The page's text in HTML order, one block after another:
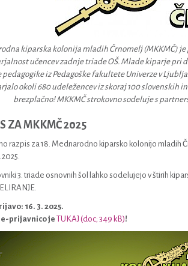
kiparska kolonija mladih Črnomelj (MKKMČ)
učencev zadnje triade OŠ. Mlade kiparje
pedagogike iz Pedagoške fakultete Univerze v
okoli 680 udeležencev iz skoraj 100 slovenskih
brezplačno! MKKMČ strokovno sodeluje s
ZA MKKMČ 2025
razpis za 18. Mednarodno kiparsko kolonijo mladih
3. triade osnovnih šol lahko sodelujejo v štirih
16. 3. 2025.
e-prijavnico je TUKAJ (doc; 349 kB)!